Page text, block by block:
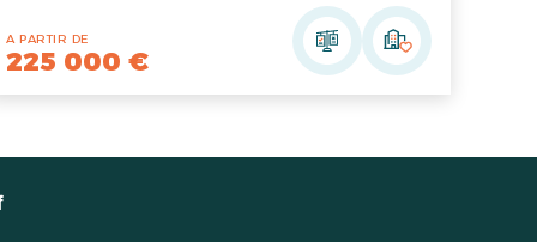
A PARTIR DE
225 000 €